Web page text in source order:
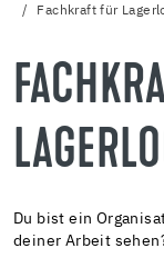
Fachkraft für
Du bist ein
deiner Arbeit